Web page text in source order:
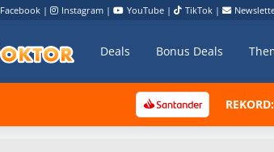
Facebook | Instagram | YouTube | TikTok |
Deals Bonus Deals